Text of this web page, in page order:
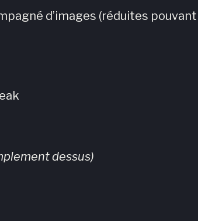
d’images (réduites
dessus)